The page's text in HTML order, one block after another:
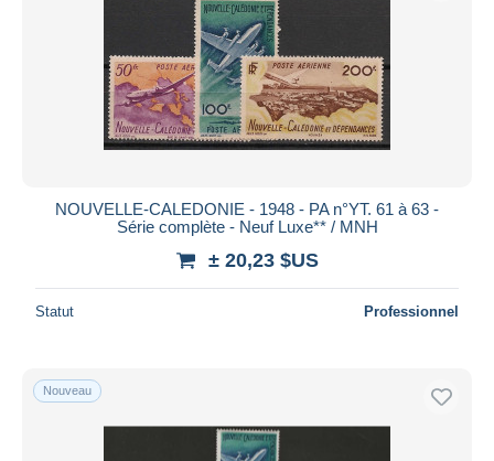
NOUVELLE-CALEDONIE - 1948 - PA n°YT. 61 à 63 -
Série complète - Neuf Luxe** / MNH
± 20,23 $US
Statut Professionnel
Nouveau